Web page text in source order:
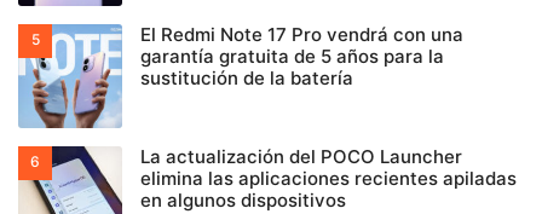
El Redmi Note 17 Pro vendrá con una
garantía gratuita de 5 años para la
sustitución de la batería
La actualización del POCO Launcher
elimina las aplicaciones recientes apiladas
en algunos dispositivos